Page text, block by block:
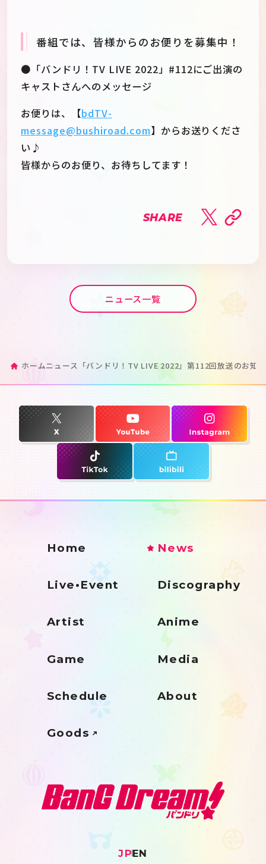
番組では、皆様からのお便りを募集中！
●「バンドリ！TV LIVE 2022」#112にご出演の
キャストさんへのメッセージ
お便りは、【bdTV-
message@bushiroad.com】からお送りくださ
い♪
皆様からのお便り、お待ちしてます！
SHARE
ニュース一覧
ホームニュース 「バンドリ！TV LIVE 2022」第112回放送のお知
Home News
Live•Event Discography
Artist Anime
Game Media
Schedule About
Goods
JPEN